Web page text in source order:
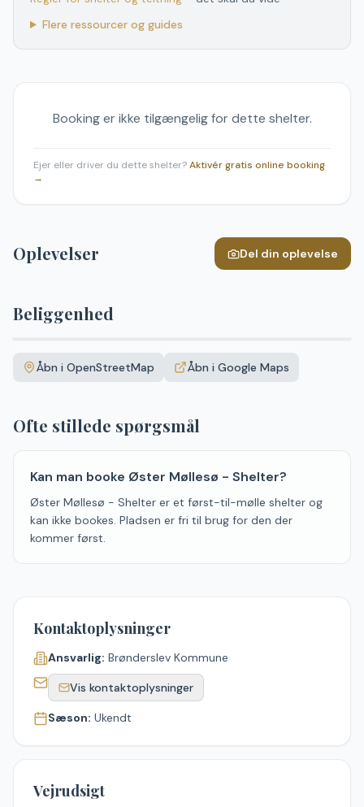
Flere ressourcer og guides
Booking er ikke tilgængelig for dette shelter.
Ejer eller driver du dette shelter?Aktivér gratis online booking
→
Oplevelser Del din oplevelse
Beliggenhed
+Åbn i OpenStreetMap Åbn i Google Maps
Ofte stillede spørgsmål
Kan man booke Øster Møllesø - Shelter?
Øster Møllesø - Shelter er et først-til-mølle shelter og
kan ikke bookes. Pladsen er fri til brug for den der
kommer først.
Kontaktoplysninger
Ansvarlig: Brønderslev Kommune
Vis kontaktoplysninger
Sæson: Ukendt
Vejrudsigt